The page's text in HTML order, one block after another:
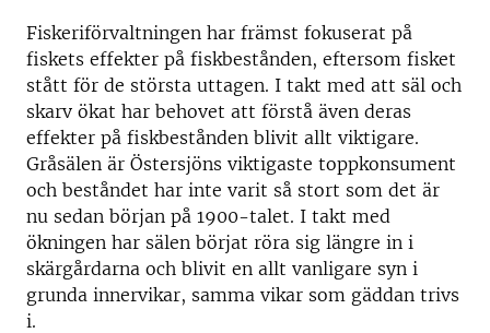
Fiskeriförvaltningen har främst fokuserat på
fiskets effekter på fiskbestånden, eftersom fisket
stått för de största uttagen. I takt med att säl och
skarv ökat har behovet att förstå även deras
effekter på fiskbestånden blivit allt viktigare.
Gråsälen är Östersjöns viktigaste toppkonsument
och beståndet har inte varit så stort som det är
nu sedan början på 1900-talet. I takt med
ökningen har sälen börjat röra sig längre in i
skärgårdarna och blivit en allt vanligare syn i
grunda innervikar, samma vikar som gäddan trivs
i.